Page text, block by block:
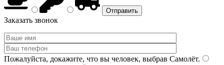
Заказать звонок
Пожалуйста, докажите, что вы человек, выбрав Самолёт.